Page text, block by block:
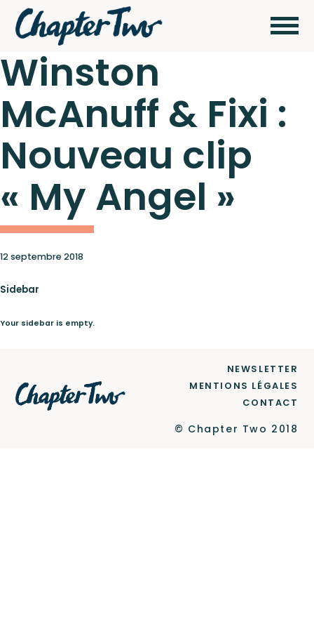
Artistes
Actualités
Concerts
Catalogue
Le Label
Winston
McAnuff & Fixi :
Nouveau clip
« My Angel »
12 septembre 2018
Sidebar
Your sidebar is empty.
NEWSLETTER
MENTIONS LÉGALES
CONTACT
© Chapter Two 2018
Wagram Music / Chapter Two Records
Pour
envoyer vos
démos
cliquez ici